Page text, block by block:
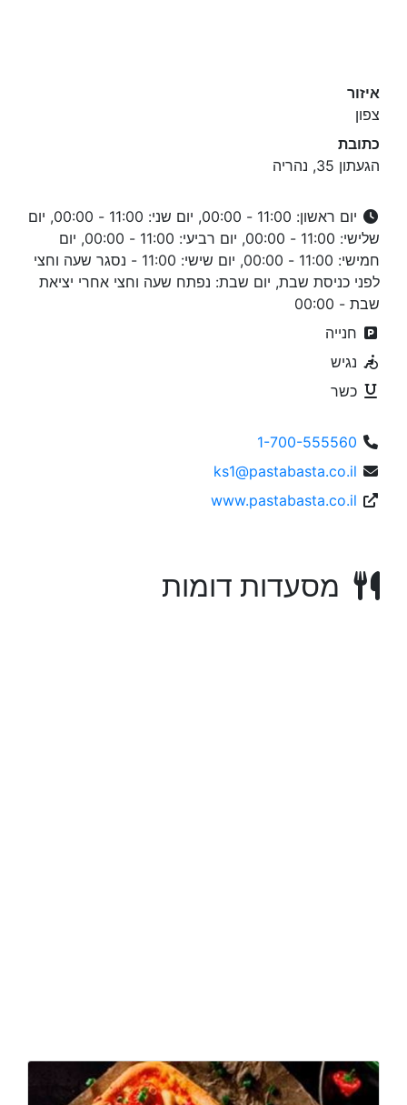
איזור
צפון
כתובת
הגעתון 35, נהריה
יום ראשון: 11:00 - 00:00, יום שני: 11:00 - 00:00, יום
שלישי: 11:00 - 00:00, יום רביעי: 11:00 - 00:00, יום
חמישי: 11:00 - 00:00, יום שישי: 11:00 - נסגר שעה וחצי
לפני כניסת שבת, יום שבת: נפתח שעה וחצי אחרי יציאת
שבת - 00:00
חנייה
נגיש
כשר
1-700-555560
ks1@pastabasta.co.il
www.pastabasta.co.il
מסעדות דומות